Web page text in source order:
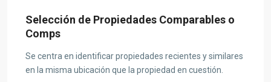
Selección de Propiedades Comparables o
Comps
Se centra en identificar propiedades recientes y similares
en la misma ubicación que la propiedad en cuestión.